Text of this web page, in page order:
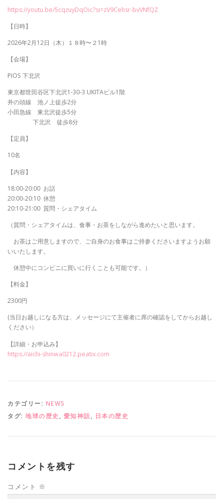
https://youtu.be/5cqzuyDqOic?si=zV9Cehsr-bvVNfQZ
【日時】
2026年2月12日（木）１８時〜２1時
【会場】
PIOS 下北沢
東京都世田谷区下北沢1-30-3 UKITAビル1階
井の頭線 池ノ上徒歩2分
小田急線 東北沢徒歩5分
下北沢 徒歩8分
【定員】
10名
【内容】
18:00-20:00 お話
20:00-20:10 休憩
20:10-21:00 質問・シェアタイム
（質問・シェアタイムは、食事・お茶をしながら進めたいと思います。
お茶はご用意しますので、ご自身のお食事はご持参くださいますようお願
いいたします。
休憩中にコンビニに買いに行くことも可能です。）
【料金】
2300円
(当日お越しになる方は、メッセージにて主催者に席の確認をしてからお越し
ください）
【詳細・お申込み】
https://aichi-shinwa0212.peatix.com
カテゴリー: NEWS
タグ: 地球の歴史 , 愛知神話, 日本の歴史
コメントを残す
コメント ※